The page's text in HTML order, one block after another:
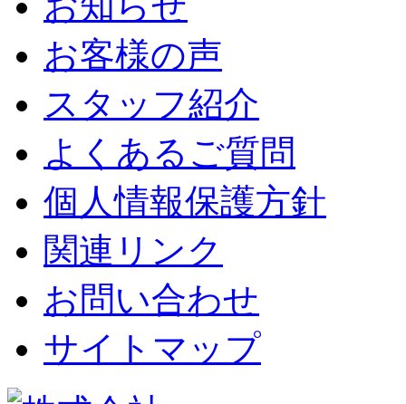
お客様の声
スタッフ紹介
よくあるご質問
個人情報保護方針
関連リンク
お問い合わせ
サイトマップ